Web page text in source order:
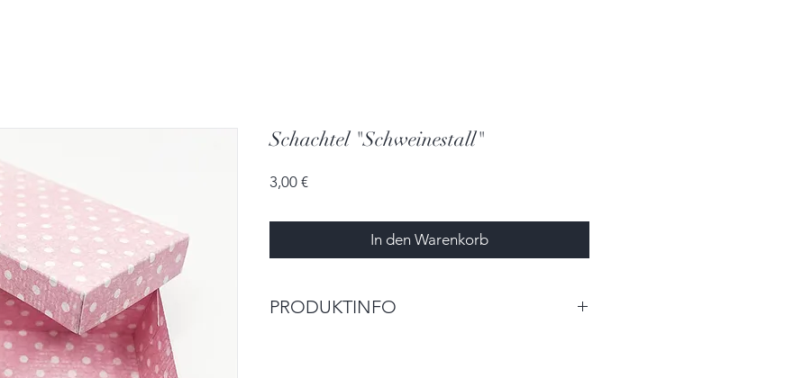
Schachtel "Schweinestall"
3,00 €Preis
In den Warenkorb
PRODUKTINFO